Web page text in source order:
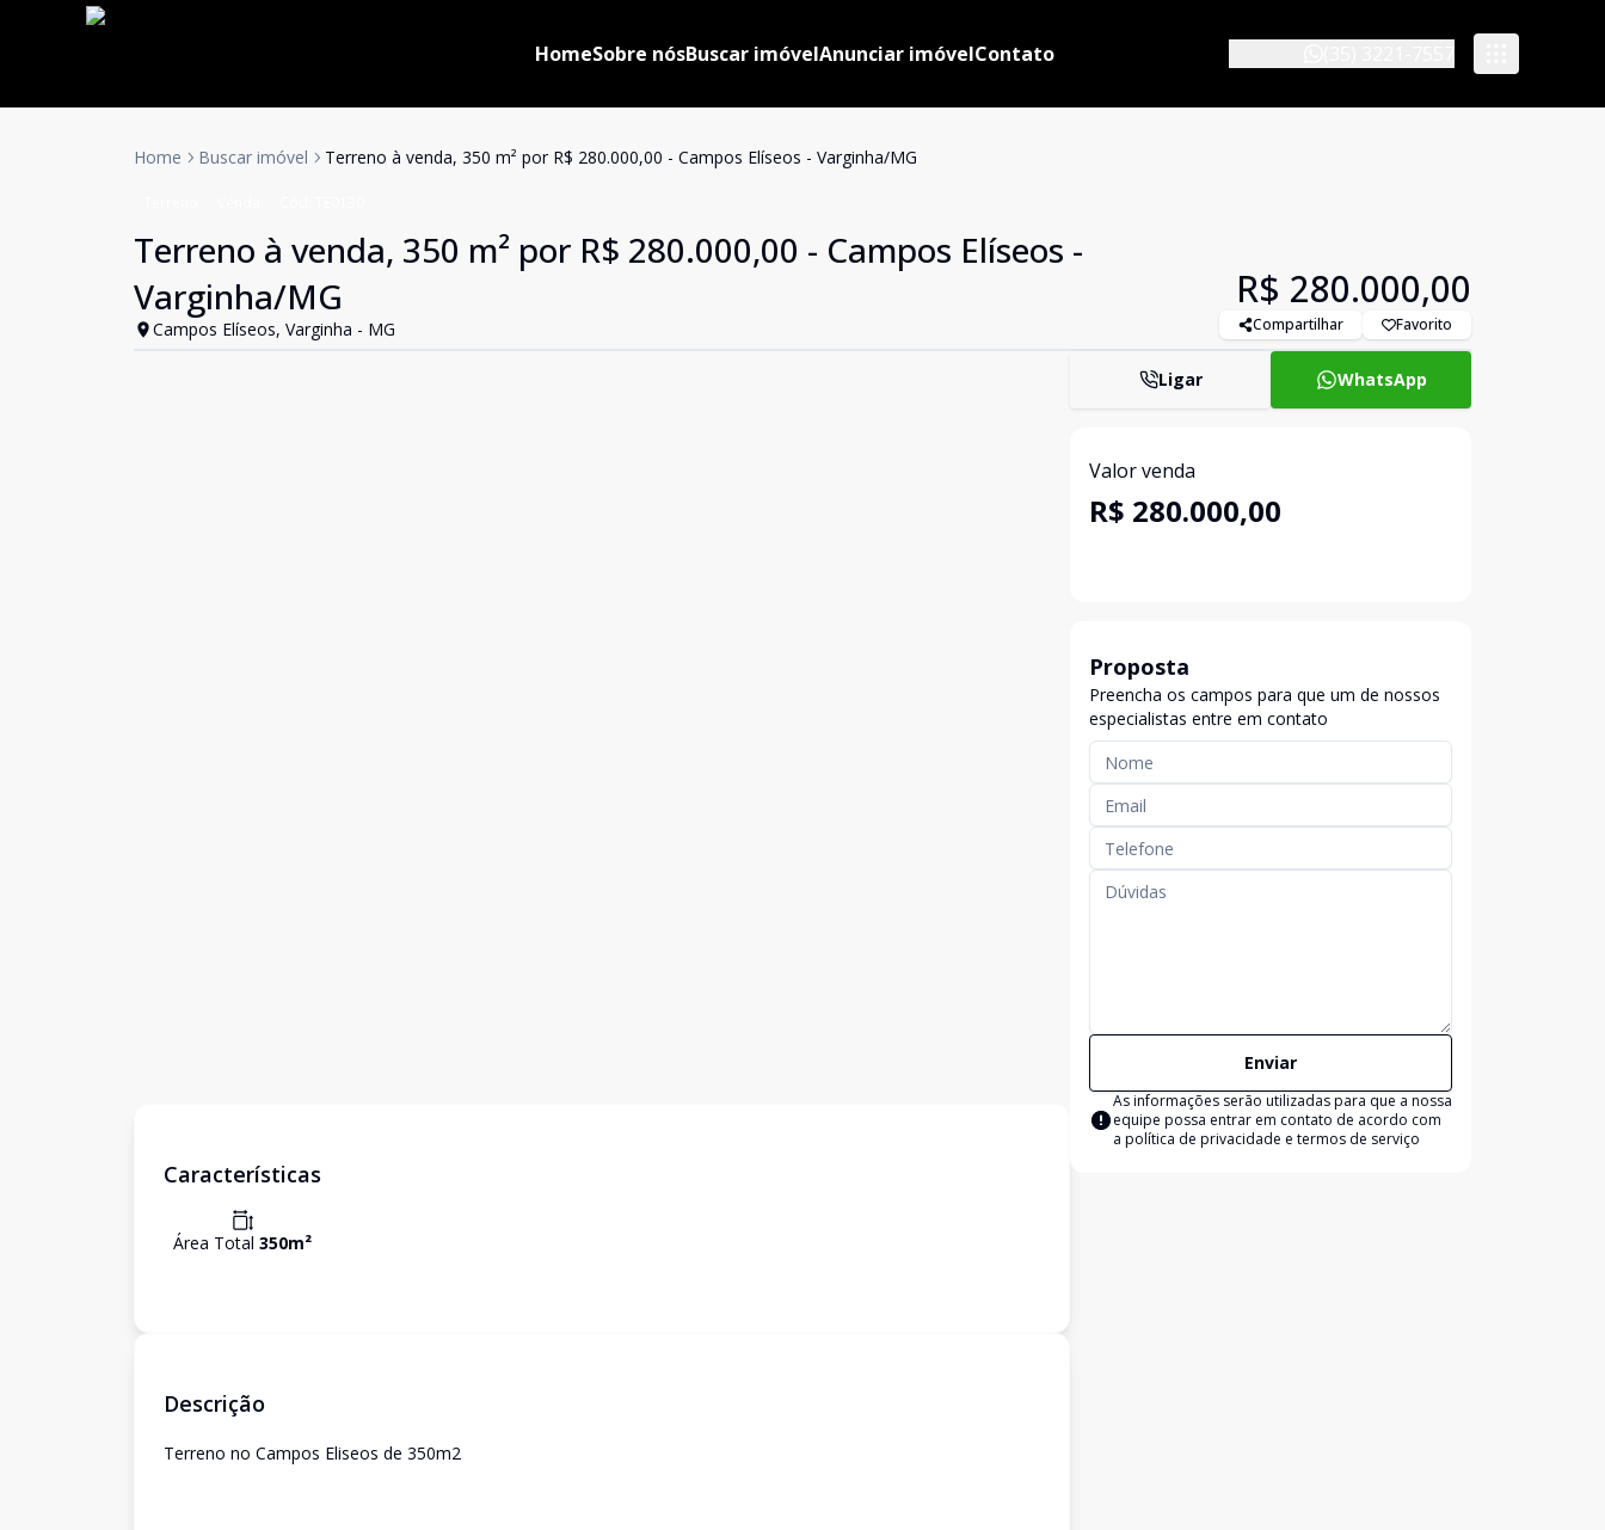
HomeSobre nósBuscar imóvelAnunciar imóvelContato
Home Buscar imóvel Terreno à venda, 350 m² por R$ 280.000,00 - Campos Elíseos - Varginha/MG
Terreno à venda, 350 m² por R$ 280.000,00 - Campos Elíseos -
Varginha/MG
Campos Elíseos, Varginha - MG
R$ 280.000,00
Compartilhar Favorito
Características
Área Total 350m²
Descrição
Terreno no Campos Eliseos de 350m2
Ligar WhatsApp
Valor venda
R$ 280.000,00
Proposta
Preencha os campos para que um de nossos
especialistas entre em contato
Enviar
As informações serão utilizadas para que a nossa
equipe possa entrar em contato de acordo com
a política de privacidade e termos de serviço